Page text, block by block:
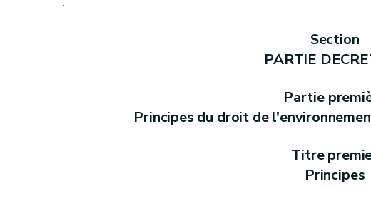
Art. D11
Information passive ou sur demande
Section
PARTIE
Partie
Principes du droit de
Titre
Principes